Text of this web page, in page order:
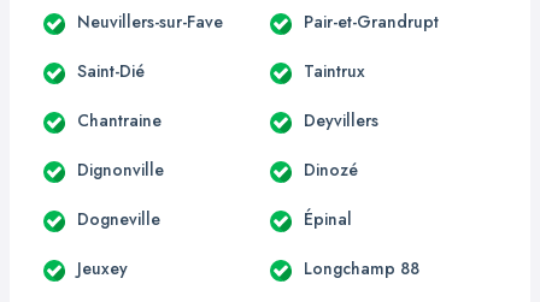
Neuvillers-sur-Fave Pair-et-Grandrupt
Saint-Dié Taintrux
Chantraine Deyvillers
Dignonville Dinozé
Dogneville Épinal
Jeuxey Longchamp 88